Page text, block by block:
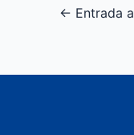
← Entrada